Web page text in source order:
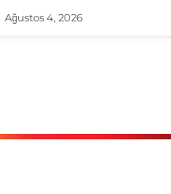
Ağustos 4, 2026